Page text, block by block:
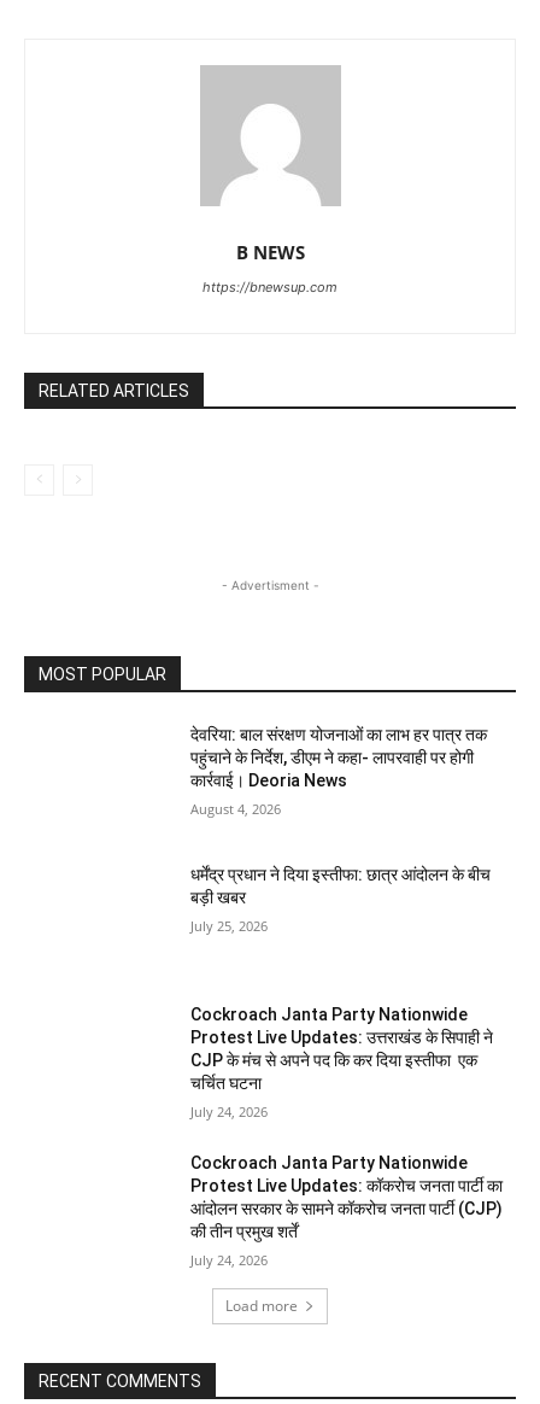
B NEWS
https://bnewsup.com
RELATED ARTICLES
- Advertisment -
MOST POPULAR
देवरिया: बाल संरक्षण योजनाओं का लाभ हर पात्र तक
पहुंचाने के निर्देश, डीएम ने कहा- लापरवाही पर होगी
कार्रवाई। Deoria News
August 4, 2026
धर्मेंद्र प्रधान ने दिया इस्तीफा: छात्र आंदोलन के बीच
बड़ी खबर
July 25, 2026
Cockroach Janta Party Nationwide
Protest Live Updates: उत्तराखंड के सिपाही ने
CJP के मंच से अपने पद कि कर दिया इस्तीफा एक
चर्चित घटना
July 24, 2026
Cockroach Janta Party Nationwide
Protest Live Updates: कॉकरोच जनता पार्टी का
आंदोलन सरकार के सामने कॉकरोच जनता पार्टी (CJP)
की तीन प्रमुख शर्तें
July 24, 2026
Load more
RECENT COMMENTS